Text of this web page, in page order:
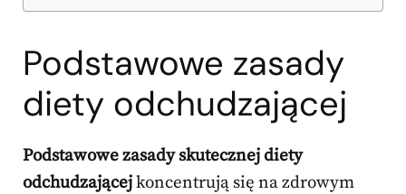
Podstawowe zasady
diety odchudzającej
Podstawowe zasady skutecznej diety
odchudzającejkoncentrują się na zdrowym